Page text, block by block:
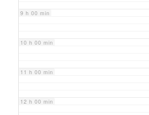
9 h 00 min
10 h 00 min
11 h 00 min
12 h 00 min